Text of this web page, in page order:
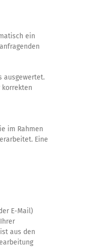
ein
ausgewertet.
korrekten
im Rahmen
Eine
E-Mail)
aus den